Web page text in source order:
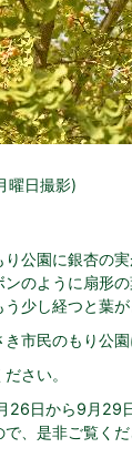
曜日撮影)
り公園に銀杏の
ンのように扇形
う少し経つと葉
市民のもり公
さい。
26日から9月29
、是非ご覧くだ